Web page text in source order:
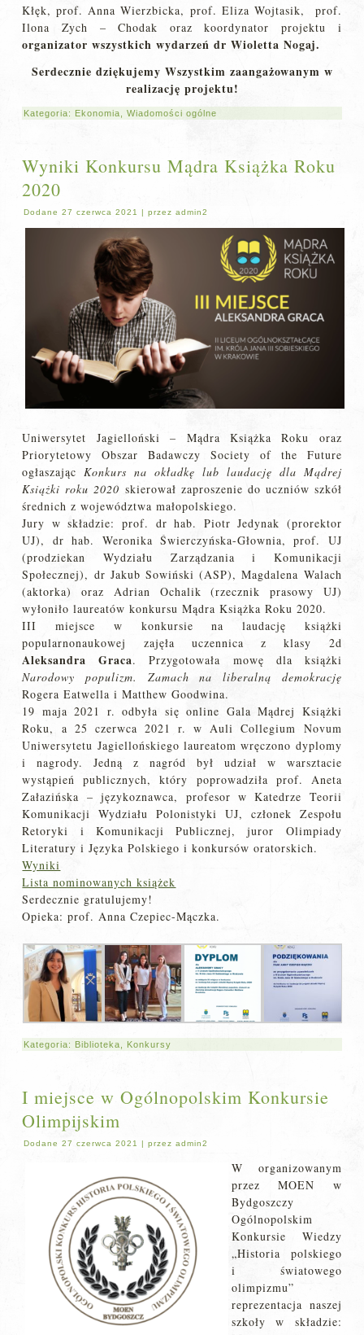
Kłęk, prof. Anna Wierzbicka, prof. Eliza Wojtasik, prof.
Ilona Zych – Chodak oraz koordynator projektu i
organizator wszystkich wydarzeń dr Wioletta Nogaj.
Serdecznie dziękujemy Wszystkim zaangażowanym w
realizację projektu!
Kategoria: Ekonomia ,Wiadomości ogólne
Wyniki Konkursu Mądra Książka Roku
2020
Dodane 27 czerwca 2021 |przez admin2
Uniwersytet Jagielloński – Mądra Książka Roku oraz
Priorytetowy Obszar Badawczy Society of the Future
ogłaszając Konkurs na okładkę lub laudację dla Mądrej
Książki roku 2020 skierował zaproszenie do uczniów szkół
średnich z województwa małopolskiego.
Jury w składzie: prof. dr hab. Piotr Jedynak (prorektor
UJ), dr hab. Weronika Świerczyńska-Głownia, prof. UJ
(prodziekan Wydziału Zarządzania i Komunikacji
Społecznej), dr Jakub Sowiński (ASP), Magdalena Walach
(aktorka) oraz Adrian Ochalik (rzecznik prasowy UJ)
wyłoniło laureatów konkursu Mądra Książka Roku 2020.
III miejsce w konkursie na laudację książki
popularnonaukowej zajęła uczennica z klasy 2d
Aleksandra Graca. Przygotowała mowę dla książki
Narodowy populizm. Zamach na liberalną demokrację
Rogera Eatwella i Matthew Goodwina.
19 maja 2021 r. odbyła się online Gala Mądrej Książki
Roku, a 25 czerwca 2021 r. w Auli Collegium Novum
Uniwersytetu Jagiellońskiego laureatom wręczono dyplomy
i nagrody. Jedną z nagród był udział w warsztacie
wystąpień publicznych, który poprowadziła prof. Aneta
Załazińska – językoznawca, profesor w Katedrze Teorii
Komunikacji Wydziału Polonistyki UJ, członek Zespołu
Retoryki i Komunikacji Publicznej, juror Olimpiady
Literatury i Języka Polskiego i konkursów oratorskich.
Wyniki
Lista nominowanych książek
Serdecznie gratulujemy!
Opieka: prof. Anna Czepiec-Mączka.
Kategoria: Biblioteka Konkursy
I miejsce w Ogólnopolskim Konkursie
Olimpijskim
Dodane 27 czerwca 2021 |przez admin2
W organizowanym
przez MOEN w
Bydgoszczy
Ogólnopolskim
Konkursie Wiedzy
„Historia polskiego
i światowego
olimpizmu”
reprezentacja naszej
szkoły w składzie: